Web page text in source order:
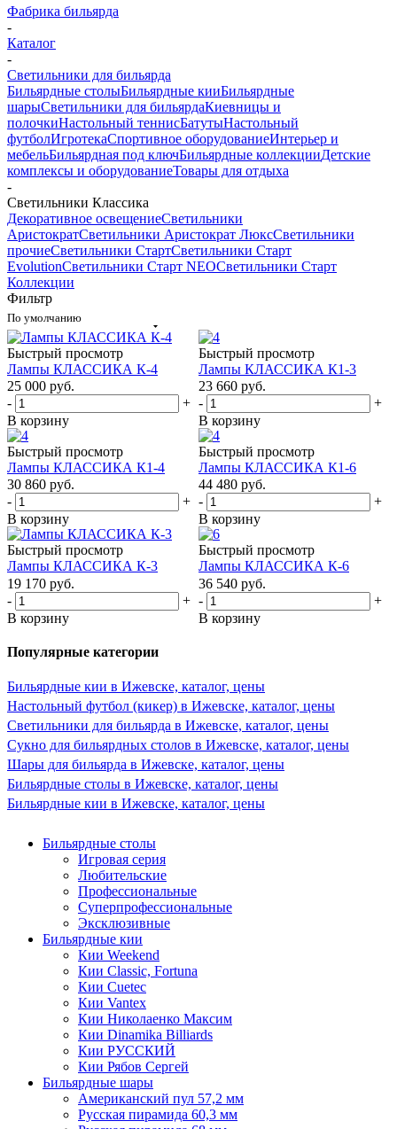
Фабрика бильярда
-
Каталог
-
Светильники для бильярда
Бильярдные столыБильярдные кииБильярдные
шарыСветильники для бильярдаКиевницы и
полочкиНастольный теннисБатутыНастольный
футболИгротекаСпортивное оборудованиеИнтерьер и
мебельБильярдная под ключБильярдные коллекцииДетские
комплексы и оборудованиеТовары для отдыха
-
Светильники Классика
Декоративное освещениеСветильники
АристократСветильники Аристократ ЛюксСветильники
прочиеСветильники СтартСветильники Старт
EvolutionСветильники Старт NEOСветильники Старт
Коллекции
Фильтр
По умолчанию
Быстрый просмотр
Лампы КЛАССИКА К-4
25 000 руб.
-
+
В корзину
Быстрый просмотр
Лампы КЛАССИКА К1-3
23 660 руб.
-
+
В корзину
Быстрый просмотр
Лампы КЛАССИКА К1-4
30 860 руб.
-
+
В корзину
Быстрый просмотр
Лампы КЛАССИКА К1-6
44 480 руб.
-
+
В корзину
Быстрый просмотр
Лампы КЛАССИКА К-3
19 170 руб.
-
+
В корзину
Быстрый просмотр
Лампы КЛАССИКА К-6
36 540 руб.
-
+
В корзину
Популярные категории
Бильярдные кии в Ижевске, каталог, цены
Настольный футбол (кикер) в Ижевске, каталог, цены
Светильники для бильярда в Ижевске, каталог, цены
Сукно для бильярдных столов в Ижевске, каталог, цены
Шары для бильярда в Ижевске, каталог, цены
Бильярдные столы в Ижевске, каталог, цены
Бильярдные кии в Ижевске, каталог, цены
Бильярдные столы
Игровая серия
Любительские
Профессиональные
Суперпрофессиональные
Эксклюзивные
Бильярдные кии
Кии Weekend
Кии Classic, Fortuna
Кии Cuetec
Кии Vantex
Кии Николаенко Максим
Кии Dinamika Billiards
Кии РУССКИЙ
Кии Рябов Сергей
Бильярдные шары
Американский пул 57,2 мм
Русская пирамида 60,3 мм